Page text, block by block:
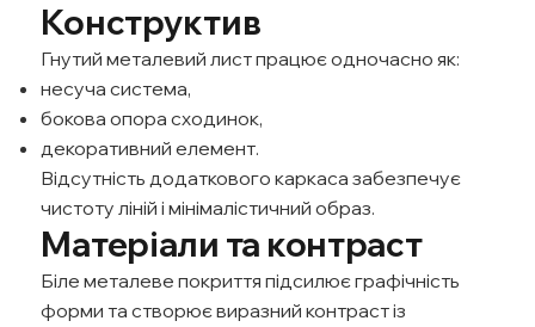
Конструктив
Гнутий металевий лист працює одночасно як:
несуча система,
бокова опора сходинок,
декоративний елемент.
Відсутність додаткового каркаса забезпечує
чистоту ліній і мінімалістичний образ.
Матеріали та контраст
Біле металеве покриття підсилює графічність
форми та створює виразний контраст із